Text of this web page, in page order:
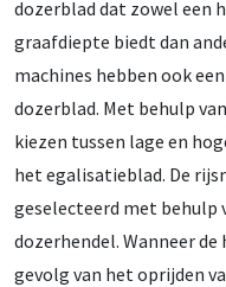
dozerblad dat zowel een
graafdiepte biedt dan
machines hebben ook
dozerblad. Met behulp
kiezen tussen lage en
het egalisatieblad. De
geselecteerd met behulp
dozerhendel. Wanneer
gevolg van het oprijden